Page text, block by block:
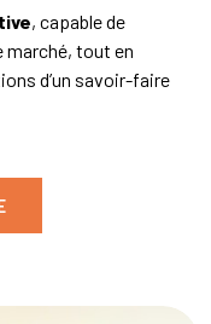
, capable de
marché, tout en
d’un savoir-faire